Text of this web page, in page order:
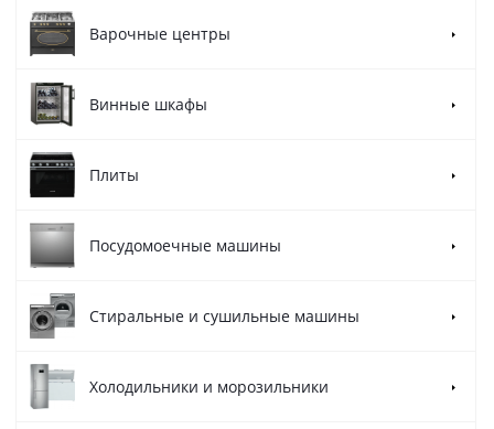
Варочные центры
Винные шкафы
Плиты
Посудомоечные машины
Стиральные и сушильные машины
Холодильники и морозильники